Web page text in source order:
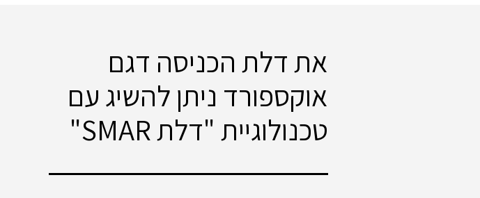
את דלת הכניסה דגם
אוקספורד ניתן להשיג עם
טכנולוגיית "דלת SMAR"